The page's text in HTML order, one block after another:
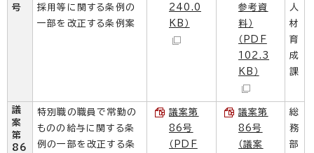
号
採用等に関する条例の
一部を改正する条例案
240.0
KB）
参考資
料）
（PDF
102.3
KB）
人
材
育
成
課
議
案
第
86
特別職の職員で常勤の
ものの給与に関する条
例の一部を改正する条
議案第
86号
（PDF
議案第
86号
（議案
総
務
部